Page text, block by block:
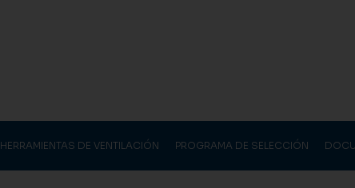
HERRAMIENTAS DE VENTILACIÓN PROGRAMA DE SELECCIÓN